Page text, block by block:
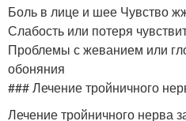
Боль в лице и шее Чувство
Слабость или потеря
Проблемы с жеванием или
обоняния
### Лечение тройничного
Лечение тройничного нерва